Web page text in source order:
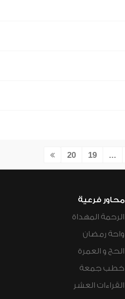
...
19
20
محاور فرعية
الرحمة المهداة
واحة رمضان
الحج و العمرة
خطب جمعة
القراءات العشر